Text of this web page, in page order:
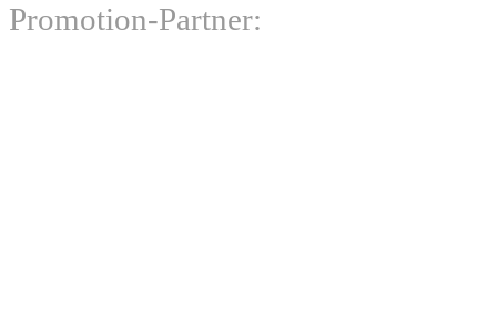
Promotion-Partner: